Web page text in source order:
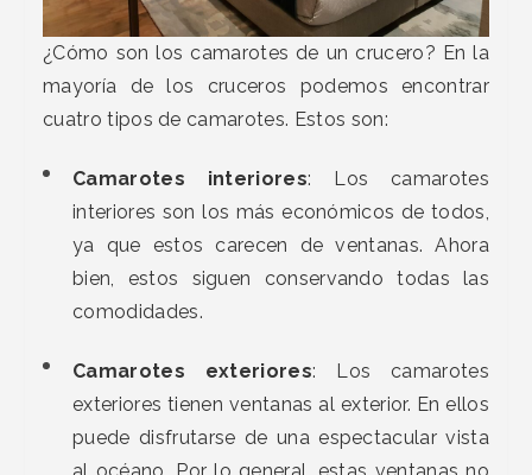
¿Cómo son los camarotes de un crucero? En la
mayoría de los cruceros podemos encontrar
cuatro tipos de camarotes. Estos son:
Camarotes interiores: Los camarotes
interiores son los más económicos de todos,
ya que estos carecen de ventanas. Ahora
bien, estos siguen conservando todas las
comodidades.
Camarotes exteriores: Los camarotes
exteriores tienen ventanas al exterior. En ellos
puede disfrutarse de una espectacular vista